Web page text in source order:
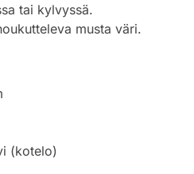
tai kylvyssä.
musta väri.
(kotelo)